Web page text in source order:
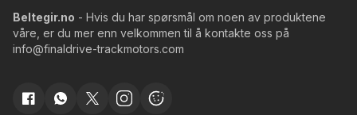
Beltegir.no - Hvis du har spørsmål om noen av produktene
våre, er du mer enn velkommen til å kontakte oss på
info@finaldrive-trackmotors.com